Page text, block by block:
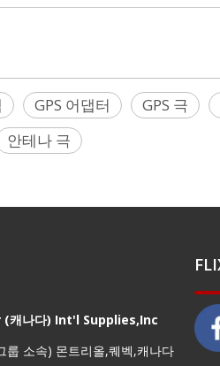
GPS 어댑터 GPS 극
안테나 극
캐나다) Int'l Supplies,Inc
룹 소속) 몬트리올,퀘벡,캐나다